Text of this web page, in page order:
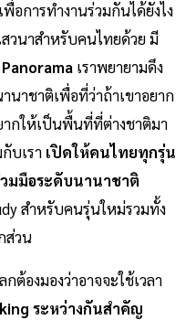
อการทำงานร่วมกันได้ยังไง
วนาสำหรับคนไทยด้วย มี
เราพยายามดึง
าชาติเพื่อที่ว่าถ้าเขาอยาก
ากให้เป็นพื้นที่ที่ต่างชาติมา
บเรา เปิดให้คนไทยทุกรุ่น
วมมือระดับนานาชาติ
สำหรับคนรุ่นใหม่รวมทั้ง
ส่วน
ต้องมองว่าอาจจะใช้เวลา
ระหว่างกันสำคัญ